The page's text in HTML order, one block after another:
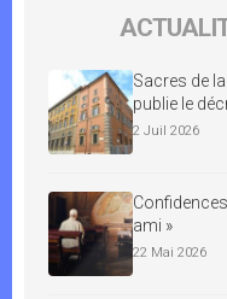
Sacres de
publie le
2 Juil 2026
ami »
22 Mai 2026